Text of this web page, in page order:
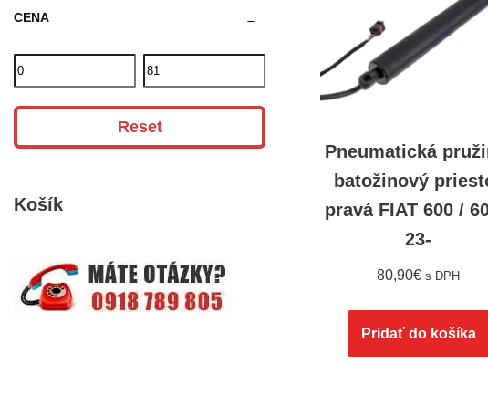
CENA
Reset
Košík
Pneumatická
batožinový
pravá FIAT 600 /
23-
80,90€ s DPH
Pridať do košíka